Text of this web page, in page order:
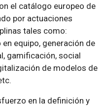
el catálogo europeo de
por actuaciones
tales como:
equipo, generación de
gamificación, social
de modelos de
en la definición y